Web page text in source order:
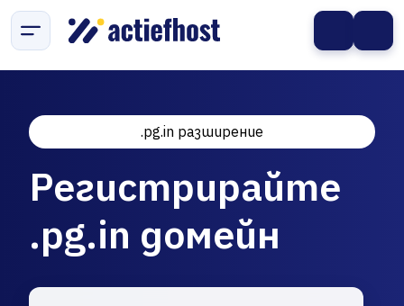
.pg.in разширение
Регистрирайте
.pg.in домейн